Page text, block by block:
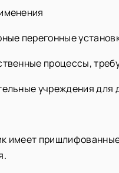
перегонные
процессы,
учреждения для
имеет